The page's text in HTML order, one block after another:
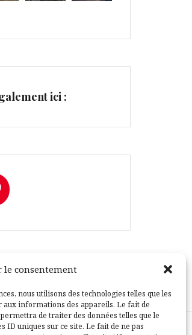
le consentement
nous utilisons des technologies telles que les
aux informations des appareils. Le fait de
de traiter des données telles que le
ID uniques sur ce site. Le fait de ne pas
ici :